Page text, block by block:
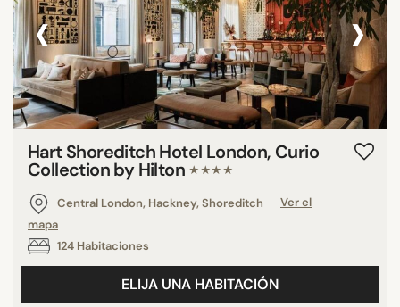
‹ ›
Hart Shoreditch Hotel London, Curio
Collection by Hilton ★★★★
Central London, Hackney, Shoreditch
Ver el
mapa
124 Habitaciones
ELIJA UNA HABITACIÓN